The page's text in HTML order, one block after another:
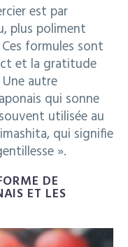
est par
plus poliment
formules sont
et la gratitude
autre
qui sonne
utilisée au
qui signifie
».
DE
ET LES